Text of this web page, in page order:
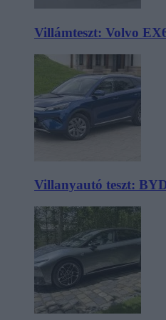
Villámteszt: Volvo
Villanyautó teszt: